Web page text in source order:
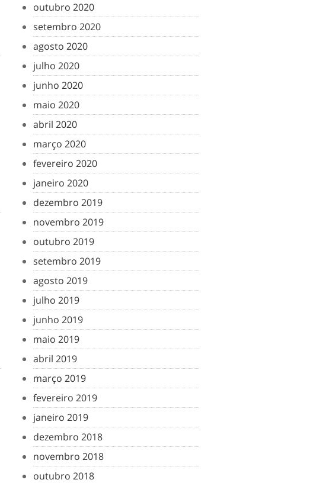
outubro 2020
setembro 2020
agosto 2020
julho 2020
junho 2020
maio 2020
abril 2020
março 2020
fevereiro 2020
janeiro 2020
dezembro 2019
novembro 2019
outubro 2019
setembro 2019
agosto 2019
julho 2019
junho 2019
maio 2019
abril 2019
março 2019
fevereiro 2019
janeiro 2019
dezembro 2018
novembro 2018
outubro 2018